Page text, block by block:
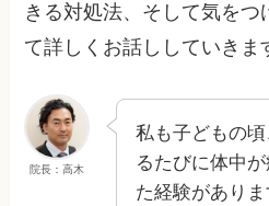
きる対処法、そして気をつ
て詳しくお話ししていきま
院長：高木
私も子どもの
るたびに体中
た経験があり